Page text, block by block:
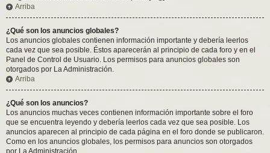
Arriba
¿Qué son los anuncios globales?
Los anuncios globales contienen información importante y debería leerlos
cada vez que sea posible. Éstos aparecerán al principio de cada foro y en el
Panel de Control de Usuario. Los permisos para anuncios globales son
otorgados por La Administración.
Arriba
¿Qué son los anuncios?
Los anuncios muchas veces contienen información importante sobre el foro
que se encuentra leyendo y debería leerlos cada vez que sea posible. Los
anuncios aparecen al principio de cada página en el foro donde se publicaron.
Como en los anuncios globales, los permisos para anuncios son otorgados
por La Administración.